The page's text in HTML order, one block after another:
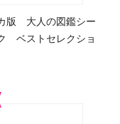
版 大人の図鑑シー
ベストセレクショ